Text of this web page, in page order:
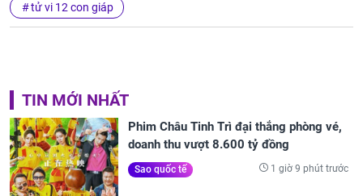
tử vi 12 con giáp
TIN MỚI NHẤT
Phim Châu Tinh Trì đại thắng phòng vé,
doanh thu vượt 8.600 tỷ đồng
Sao quốc tế 1 giờ 9 phút trước